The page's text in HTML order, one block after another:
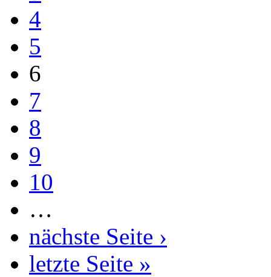
4
5
6
7
8
9
10
…
nächste Seite ›
letzte Seite »